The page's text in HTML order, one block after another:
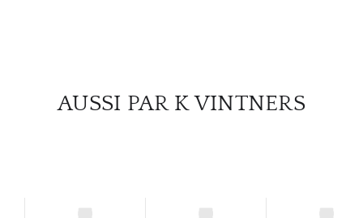
AUSSI PAR K VINTNERS